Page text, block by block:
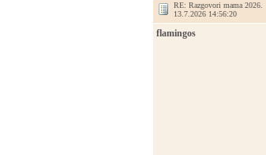
RE: Razgovori mama 2026.
13.7.2026 14:56:20
flamingos